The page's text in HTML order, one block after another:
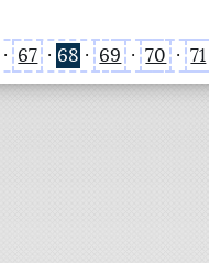
· 67 · 68 · 69 · 70 · 71